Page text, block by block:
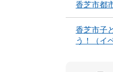
香芝市都
香芝市子
う！（イ